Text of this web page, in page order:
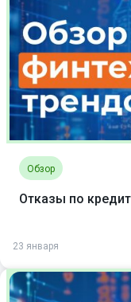
Обзор
Отказы по
23 января